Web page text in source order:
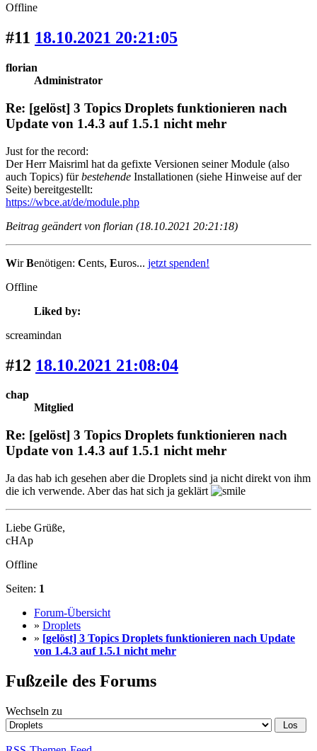
Offline
#11 18.10.2021 20:21:05
florian
Administrator
Re: [gelöst] 3 Topics Droplets funktionieren nach
Update von 1.4.3 auf 1.5.1 nicht mehr
Just for the record:
Der Herr Maisriml hat da gefixte Versionen seiner Module (also
auch Topics) fürbestehende Installationen (siehe Hinweise auf der
Seite) bereitgestellt:
https://wbce.at/de/module.php
Beitrag geändert von florian (18.10.2021 20:21:18)
WirBenötigen: Cents, Euros... jetzt spenden!
Offline
Liked by:
screamindan
#12 18.10.2021 21:08:04
chap
Mitglied
Re: [gelöst] 3 Topics Droplets funktionieren nach
Update von 1.4.3 auf 1.5.1 nicht mehr
Ja das hab ich gesehen aber die Droplets sind ja nicht direkt von ihm
die ich verwende. Aber das hat sich ja geklärt
Liebe Grüße,
cHAp
Offline
Seiten: 1
Forum-Übersicht
» Droplets
» [gelöst] 3 Topics Droplets funktionieren nach Update
von 1.4.3 auf 1.5.1 nicht mehr
Fußzeile des Forums
Wechseln zu